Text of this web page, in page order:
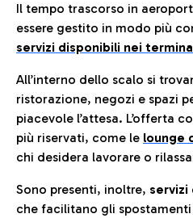
Il tempo trascorso in
essere gestito in modo più
servizi disponibili nei
All’interno dello scalo si
ristorazione, negozi e spazi
piacevole l’attesa. L’offerta
più riservati, come le lounge
chi desidera lavorare o
Sono presenti, inoltre, servizi
che facilitano gli